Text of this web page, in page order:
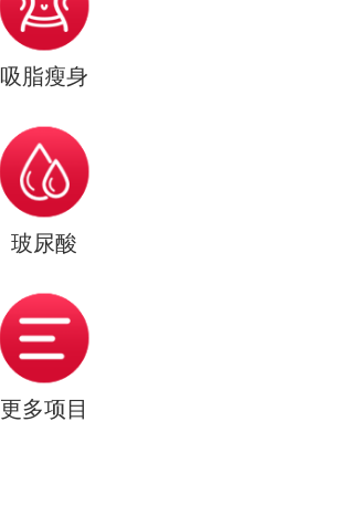
吸脂瘦身
玻尿酸
更多项目